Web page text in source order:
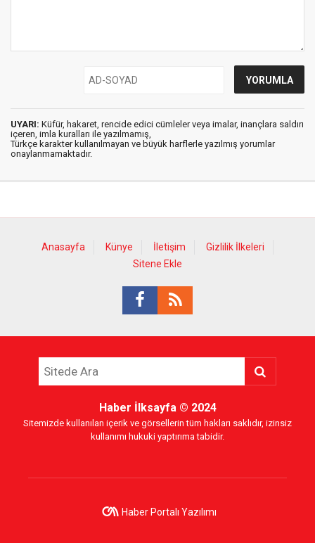
UYARI: Küfür, hakaret, rencide edici cümleler veya imalar, inançlara saldırı
içeren, imla kuralları ile yazılmamış,
Türkçe karakter kullanılmayan ve büyük harflerle yazılmış yorumlar
onaylanmamaktadır.
Anasayfa Künye İletişim
Gizlilik İlkeleri
Sitene Ekle
Haber İlksayfa© 2024
Sitemizde kullanılan içerik ve görsellerin tüm hakları saklıdır, izinsiz
kullanımı hukuki yaptırıma tabidir.
Haber Portalı Yazılımı